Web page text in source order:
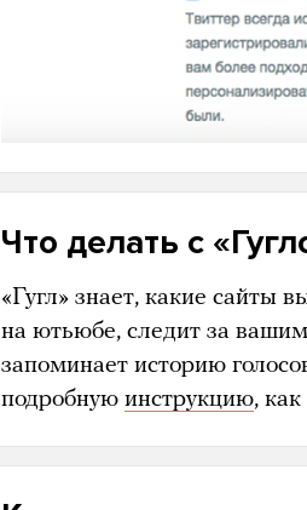
Что делать с
«Гугл» знает, какие сайты
на ютьюбе, следит за
запоминает историю
подробную инструкцию, как